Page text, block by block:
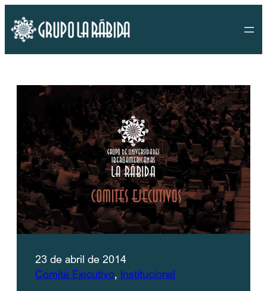
al
contenido
23 de abril de 2014
Comité Ejecutivo, Institucional